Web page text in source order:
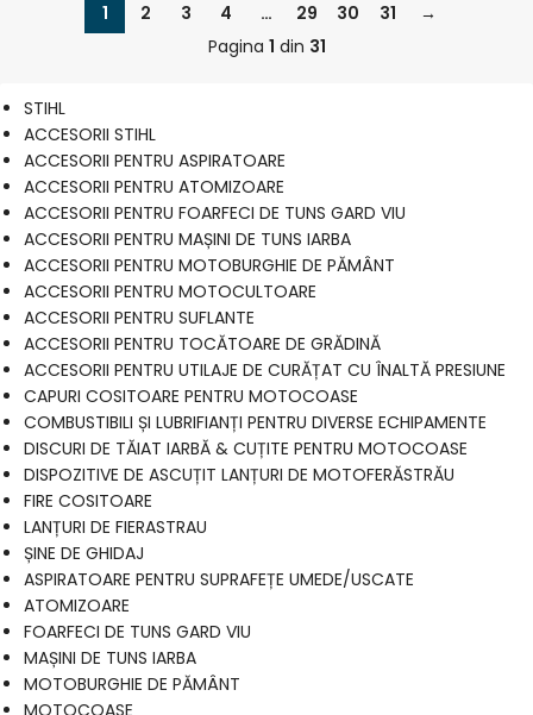
STIHL
ACCESORII STIHL
ACCESORII PENTRU ASPIRATOARE
ACCESORII PENTRU ATOMIZOARE
ACCESORII PENTRU FOARFECI DE TUNS GARD VIU
ACCESORII PENTRU MAȘINI DE TUNS IARBA
ACCESORII PENTRU MOTOBURGHIE DE PĂMÂNT
ACCESORII PENTRU MOTOCULTOARE
ACCESORII PENTRU SUFLANTE
ACCESORII PENTRU TOCĂTOARE DE GRĂDINĂ
ACCESORII PENTRU UTILAJE DE CURĂȚAT CU ÎNALTĂ PRESIUNE
CAPURI COSITOARE PENTRU MOTOCOASE
COMBUSTIBILI ȘI LUBRIFIANȚI PENTRU DIVERSE ECHIPAMENTE
DISCURI DE TĂIAT IARBĂ & CUȚITE PENTRU MOTOCOASE
DISPOZITIVE DE ASCUȚIT LANȚURI DE MOTOFERĂSTRĂU
FIRE COSITOARE
LANȚURI DE FIERASTRAU
ȘINE DE GHIDAJ
ASPIRATOARE PENTRU SUPRAFEȚE UMEDE/USCATE
ATOMIZOARE
FOARFECI DE TUNS GARD VIU
MAȘINI DE TUNS IARBA
MOTOBURGHIE DE PĂMÂNT
MOTOCOASE
1 2 3 4 … 29 30 31
→
Pagina 1 din 31